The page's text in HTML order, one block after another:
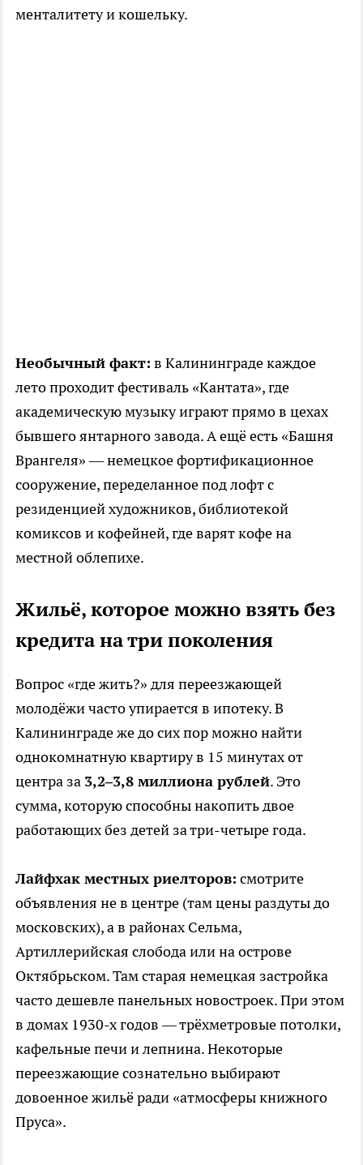
менталитету и кошельку.
Необычный факт: в Калининграде каждое
лето проходит фестиваль «Кантата», где
академическую музыку играют прямо в цехах
бывшего янтарного завода. А ещё есть «Башня
Врангеля» — немецкое фортификационное
сооружение, переделанное под лофт с
резиденцией художников, библиотекой
комиксов и кофейней, где варят кофе на
местной облепихе.
Жильё, которое можно взять без
кредита на три поколения
Вопрос «где жить?» для переезжающей
молодёжи часто упирается в ипотеку. В
Калининграде же до сих пор можно найти
однокомнатную квартиру в 15 минутах от
центра за 3,2–3,8 миллиона рублей. Это
сумма, которую способны накопить двое
работающих без детей за три-четыре года.
Лайфхак местных риелторов: смотрите
объявления не в центре (там цены раздуты до
московских), а в районах Сельма,
Артиллерийская слобода или на острове
Октябрьском. Там старая немецкая застройка
часто дешевле панельных новостроек. При этом
в домах 1930-х годов — трёхметровые потолки,
кафельные печи и лепнина. Некоторые
переезжающие сознательно выбирают
довоенное жильё ради «атмосферы книжного
Пруса».